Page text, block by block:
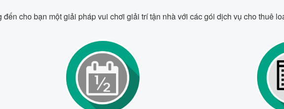
cho bạn một giải pháp vui chơi giải trí tận nhà với các gói dịch vụ cho thuê